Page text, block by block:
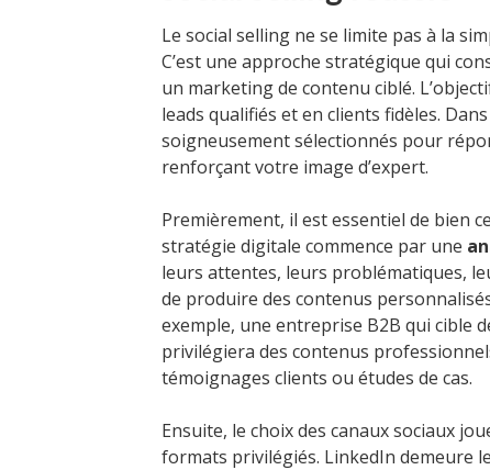
Le social selling ne se limite pas à la
C’est une approche stratégique qui
un marketing de contenu ciblé.
leads qualifiés et en clients fidèles.
soigneusement sélectionnés pour
renforçant votre image d’expert.
Premièrement, il est essentiel de bien
stratégie digitale commence par une
leurs attentes, leurs problématiques,
de produire des contenus
exemple, une entreprise B2B qui cible
privilégiera des contenus
témoignages clients ou études de cas.
Ensuite, le choix des canaux sociaux
formats privilégiés. LinkedIn demeure